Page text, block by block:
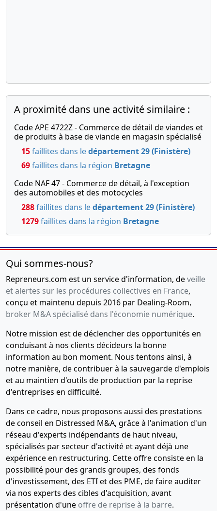
A proximité dans une activité similaire :
Code APE 4722Z - Commerce de détail de viandes et
de produits à base de viande en magasin spécialisé
15faillites dans ledépartement 29 (Finistère)
69faillites dans la région Bretagne
Code NAF 47 - Commerce de détail, à l'exception
des automobiles et des motocycles
288faillites dans ledépartement 29 (Finistère)
1279faillites dans la région Bretagne
Qui sommes-nous?
Repreneurs.com est un service d'information, deveille
et alertes sur les procédures collectives en France,
conçu et maintenu depuis 2016 par Dealing-Room,
broker M&A spécialisé dans l'économie numérique.
Notre mission est de déclencher des opportunités en
conduisant à nos clients décideurs la bonne
information au bon moment. Nous tentons ainsi, à
notre manière, de contribuer à la sauvegarde d'emplois
et au maintien d'outils de production par la reprise
d'entreprises en difficulté.
Dans ce cadre, nous proposons aussi des prestations
de conseil en Distressed M&A, grâce à l'animation d'un
réseau d'experts indépendants de haut niveau,
spécialisés par secteur d'activité et ayant déjà une
expérience en restructuring. Cette offre consiste en la
possibilité pour des grands groupes, des fonds
d'investissement, des ETI et des PME, de faire auditer
via nos experts des cibles d'acquisition, avant
présentation d'une offre de reprise à la barre.